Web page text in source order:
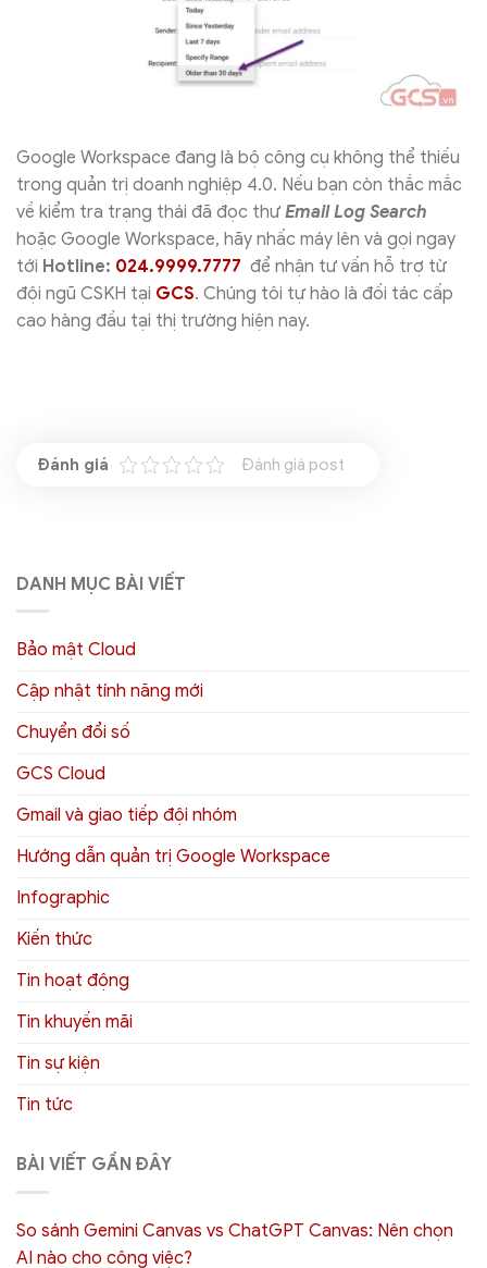
Google Workspace đang là bộ công cụ không thể thiếu
trong quản trị doanh nghiệp 4.0. Nếu bạn còn thắc mắc
về kiểm tra trạng thái đã đọc thư Email Log Search
hoặc Google Workspace, hãy nhấc máy lên và gọi ngay
tới Hotline: 024.9999.7777 để nhận tư vấn hỗ trợ từ
đội ngũ CSKH tại GCS. Chúng tôi tự hào là đối tác cấp
cao hàng đầu tại thị trường hiện nay.
Đánh giá post
DANH MỤC BÀI VIẾT
Bảo mật Cloud
Cập nhật tính năng mới
Chuyển đổi số
GCS Cloud
Gmail và giao tiếp đội nhóm
Hướng dẫn quản trị Google Workspace
Infographic
Kiến thức
Tin hoạt động
Tin khuyến mãi
Tin sự kiện
Tin tức
BÀI VIẾT GẦN ĐÂY
So sánh Gemini Canvas vs ChatGPT Canvas: Nên chọn
AI nào cho công việc?